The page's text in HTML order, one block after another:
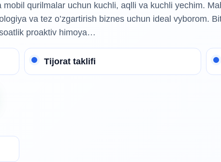
qurilmalar uchun kuchli, aqlli va kuchli yechim.
va tez o’zgartirish biznes uchun ideal vyborom.
proaktiv himoya…
Tijorat taklifi